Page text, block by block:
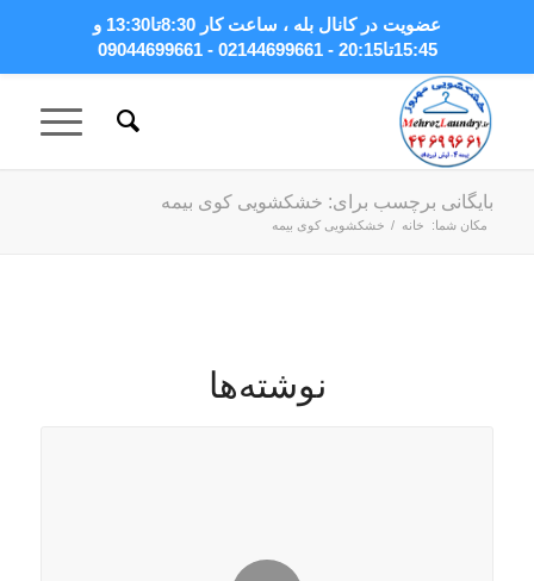
بایگانی برچسب برای: خشکشویی کوی بیمه
مکان شما: خانه / خشکشویی کوی بیمه
نوشته‌ها
عضویت در کانال بله
، ساعت کار 8:30تا13:30 و
15:45تا20:15 - 02144699661 - 09044699661